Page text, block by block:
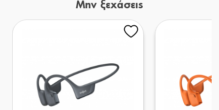
Μην ξεχάσεις